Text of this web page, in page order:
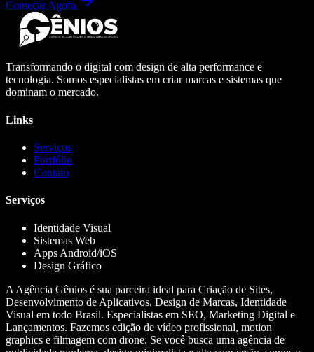
Começar Agora
Transformando o digital com design de alta performance e
tecnologia. Somos especialistas em criar marcas e sistemas que
dominam o mercado.
Links
Serviços
Portfólio
Contato
Serviços
Identidade Visual
Sistemas Web
Apps Android/iOS
Design Gráfico
A Agência Gênios é sua parceira ideal para Criação de Sites,
Desenvolvimento de Aplicativos, Design de Marcas, Identidade
Visual em todo Brasil. Especialistas em SEO, Marketing Digital e
Lançamentos. Fazemos edição de vídeo profissional, motion
graphics e filmagem com drone. Se você busca uma agência de